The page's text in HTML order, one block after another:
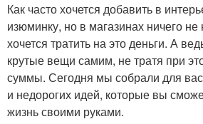
Как часто хочется добавить в
изюминку, но в магазинах ничего
хочется тратить на это деньги. А
крутые вещи самим, не тратя при
суммы. Сегодня мы собрали для
и недорогих идей, которые вы
жизнь своими руками.